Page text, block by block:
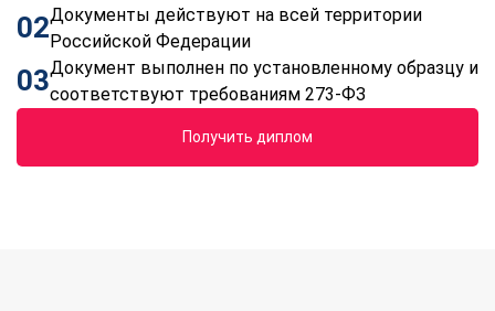
02Документы действуют на всей территории
Российской Федерации
03Документ выполнен по установленному образцу и
соответствуют требованиям 273-ФЗ
Получить диплом